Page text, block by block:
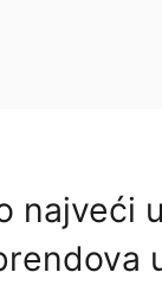
najveći